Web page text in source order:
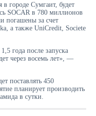
в городе Сумгаит, будет
SOCAR в 780 миллионов
погашены за счет
а также UniCredit, Societe
года после запуска
через восемь лет», —
поставлять 450
планирует производить
в сутки.